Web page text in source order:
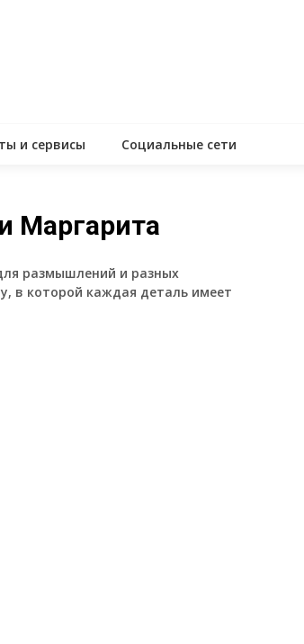
и сервисы Социальные сети
Маргарита
размышлений и разных
в которой каждая деталь имеет